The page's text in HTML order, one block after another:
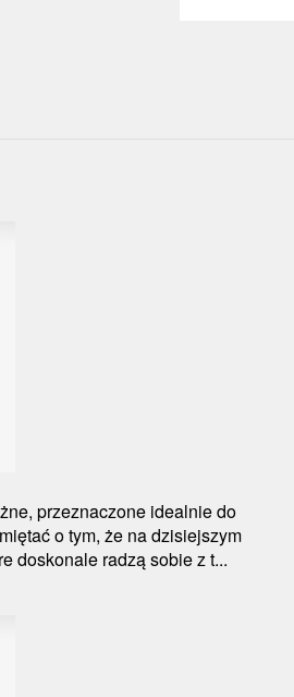
przeznaczone idealnie do
o tym, że na dzisiejszym
doskonale radzą sobie z t...